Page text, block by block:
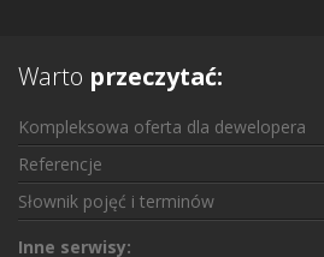
Warto przeczytać:
Kompleksowa oferta dla dewelopera
Referencje
Słownik pojęć i terminów
Inne serwisy: